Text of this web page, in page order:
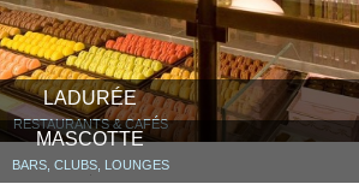
LADURÉE
RESTAURANTS & CAFÉS
MASCOTTE
BARS, CLUBS, LOUNGES